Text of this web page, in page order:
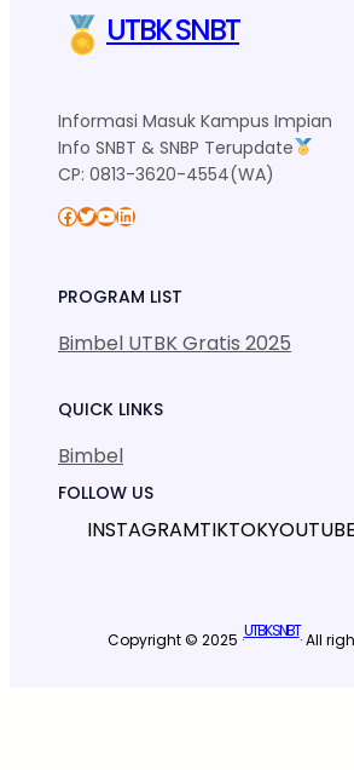
UTBK SNBT
Informasi Masuk Kampus Impian
Info SNBT & SNBP Terupdate
CP: 0813-3620-4554(WA)
Facebook Twitter YouTube LinkedIn
PROGRAM LIST
Bimbel UTBK Gratis 2025
QUICK LINKS
Bimbel
FOLLOW US
INSTAGRAMTIKTOKYOUTUBE
Copyright © 2025 ·UTBK SNBT· All